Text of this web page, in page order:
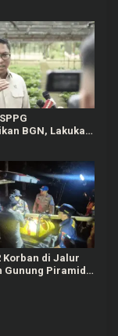
BGN, Lakukan
Korban di Jalur
Gunung Piramid